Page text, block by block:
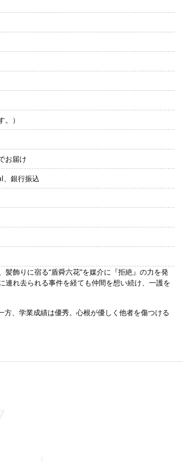
）
お届け
、銀行振込
飾りに宿る“盾舜六花”を媒介に『拒絶』の力を発
連れ去られる事件を経ても仲間を想い続け、一護を
、学業成績は優秀。心根が優しく他者を傷つける